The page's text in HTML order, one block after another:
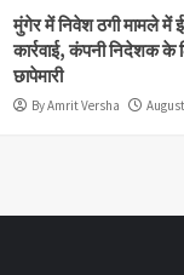
मुंगेर में निवेश ठगी मामले में
कार्रवाई, कंपनी निदेशक के
छापेमारी
By Amrit Versha